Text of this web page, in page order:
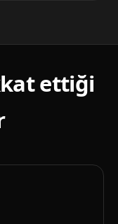
ettiği